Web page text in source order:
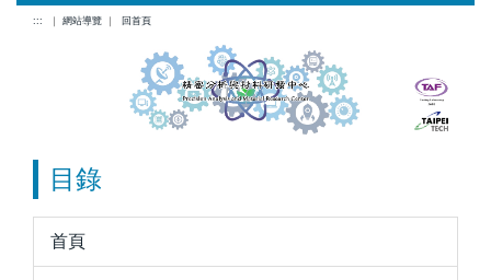
::: ｜ 網站導覽 ｜ 回首頁
目錄
首頁